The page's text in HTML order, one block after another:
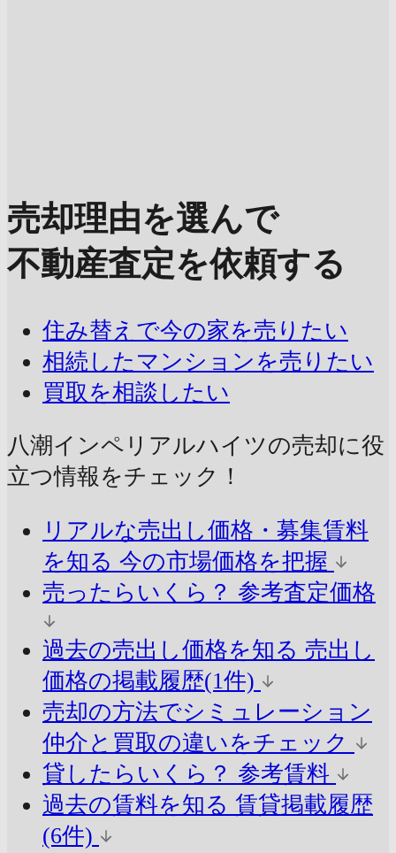
売却理由を選んで
不動産査定を依頼する
住み替えで今の家を売りたい
相続したマンションを売りたい
買取を相談したい
八潮インペリアルハイツの売却に役
立つ情報をチェック！
リアルな売出し価格・募集賃料
を知る 今の市場価格を把握
売ったらいくら？ 参考査定価格
過去の売出し価格を知る 売出し
価格の掲載履歴(1件)
売却の方法でシミュレーション
仲介と買取の違いをチェック
貸したらいくら？ 参考賃料
過去の賃料を知る 賃貸掲載履歴
(6件)